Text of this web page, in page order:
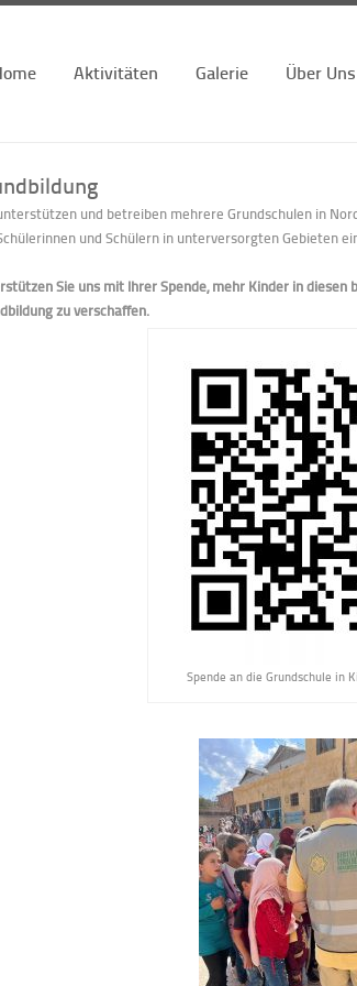
Aktivitäten Galerie Über Uns
und betreiben mehrere Grundschulen in
und Schülern in unterversorgten Gebieten
Sie uns mit Ihrer Spende, mehr Kinder in diesen
zu verschaffen.
Spende an die Grundschule